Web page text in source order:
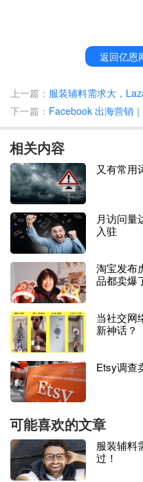
（美客
从搜索量来看，美客多时
品 ，相关产品每月的点击量
卡车更受欢迎；
视频游戏机的表现；
长裤
度高于智能手表。
28%的销售额；其次是内
比9%；裤装，占比8%；
而新冠疫情的持续不散和
成为了消费者购物的首要考
裁Fernando Yunes
“
舒适休闲服装如长袖运动
而且，这类产品是平台吸
台内排名第七的畅销产品。
MeliData的此次调研数据还
相关产品时没有特定的品
“这就为许多中小卖家提供
返回亿恩
上一篇： 服装辅料需求大，
下一篇： Facebook 出海营销
相关内容
又有常用
月访问量
入驻
淘宝发布
品都卖爆
当社交网
新神话？
Etsy调查
可能喜欢的文章
服装辅料
过！